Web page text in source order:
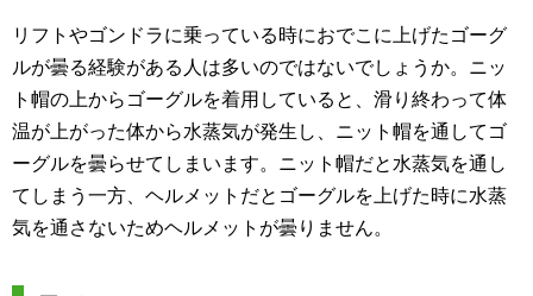
リフトやゴンドラに乗っている時におでこに上げたゴーグ
ルが曇る経験がある人は多いのではないでしょうか。ニッ
ト帽の上からゴーグルを着用していると、滑り終わって体
温が上がった体から水蒸気が発生し、ニット帽を通してゴ
ーグルを曇らせてしまいます。ニット帽だと水蒸気を通し
てしまう一方、ヘルメットだとゴーグルを上げた時に水蒸
気を通さないためヘルメットが曇りません。